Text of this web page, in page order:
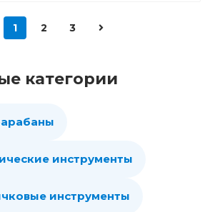
1 2 3
категории
инструменты
инструменты